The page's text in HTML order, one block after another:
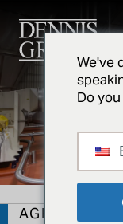
AGRIMARK
We've
Do